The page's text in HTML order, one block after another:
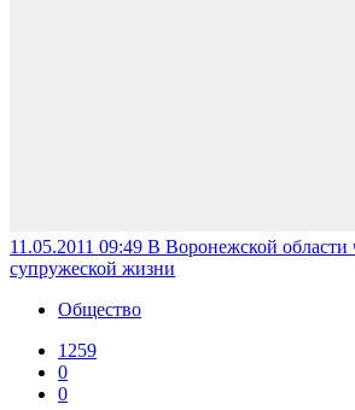
11.05.2011 09:49 В Воронежской области
супружеской жизни
Общество
1259
0
0